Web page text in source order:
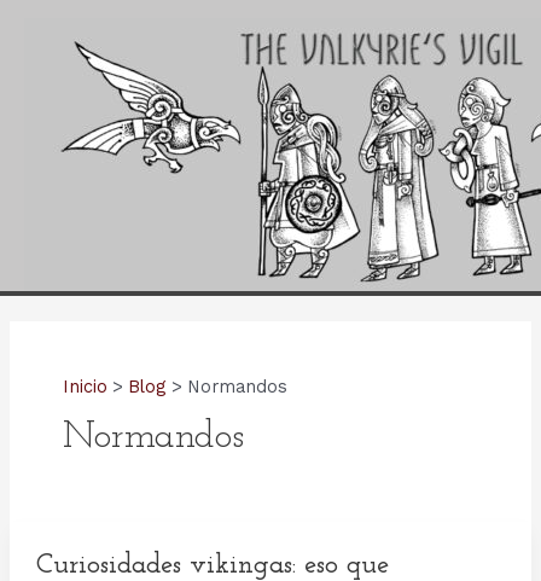
Inicio Blog Normandos
Normandos
Curiosidades vikingas: eso que